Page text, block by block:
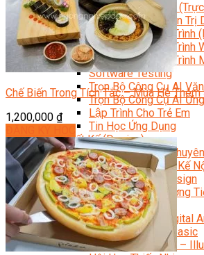
Data Visualization
Data System (Quản Trị
Chuyên Viên Lập Trình
Chuyên Viên Lập Trình
Chuyên Viên Lập Trình
Software Testing
Trọn Bộ Công Cụ AI
Trọn Bộ Công Cụ AI
Lập Trình Cho Trẻ Em
Tin Học Ứng Dụng
Thiết Kế (Design)
Thiết Kế Đồ Họa
Chuyên Viên Thiết Kế
3D Game Art & Design
Mỹ Thuật Đa Phương
3D Animation
Mỹ Thuật Số – Digital
Motion Graphics Basic
Adobe Photoshop –
Chế Biến Trong Tích Tắc – Mùa Hè Thêm
1,200,000 ₫